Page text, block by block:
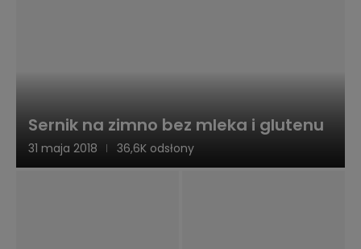
Sernik na zimno bez mleka i glutenu
31 maja 2018 36,6K odsłony